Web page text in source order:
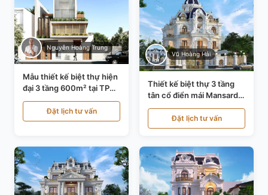
Nguyễn Hoàng Trung
Mẫu thiết kế biệt thự hiện
đại 3 tầng 600m² tại TP
Hồ Chí Minh KT24602
Đặt lịch tư vấn
Vũ Hoàng Hải
Thiết kế biệt thự 3 tầng
tân cổ điển mái Mansard
tại Thanh Hóa KT23104
Đặt lịch tư vấn